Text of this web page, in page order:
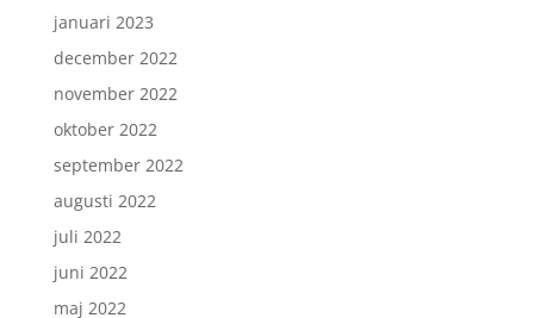
januari 2023
december 2022
november 2022
oktober 2022
september 2022
augusti 2022
juli 2022
juni 2022
maj 2022